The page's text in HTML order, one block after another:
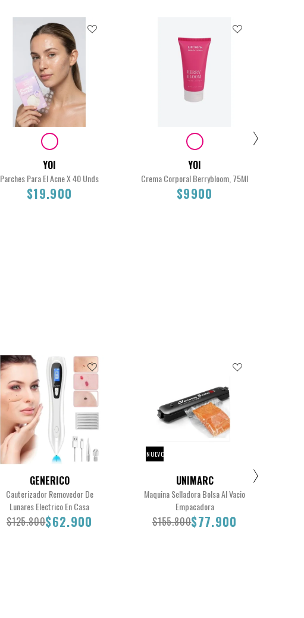
YOI
Parches Para El Acne X 40 Unds
$19.900
YOI
Crema Corporal Berrybloom, 75Ml
$9900
GENERICO
Cauterizador Removedor De
Lunares Electrico En Casa
$125.800$62.900
NUEVO
UNIMARC
Maquina Selladora Bolsa Al Vacio
Empacadora
$155.800$77.900